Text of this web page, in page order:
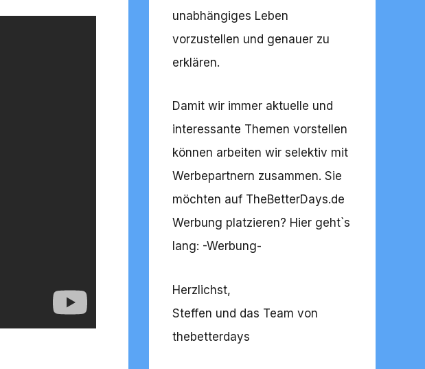
unabhängiges Leben
vorzustellen und genauer zu
erklären.
Damit wir immer aktuelle und
interessante Themen vorstellen
können arbeiten wir selektiv mit
Werbepartnern zusammen. Sie
möchten auf TheBetterDays.de
Werbung platzieren? Hier geht`s
lang: -Werbung-
Herzlichst,
Steffen und das Team von
thebetterdays